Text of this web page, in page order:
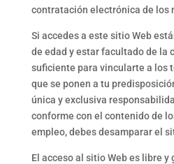
contratación electrónica de los
Si accedes a este sitio Web
de edad y estar facultado de la
suficiente para vincularte a los
que se ponen a tu
única y exclusiva
conforme con el contenido de
empleo, debes desamparar el
El acceso al sitio Web es libre y